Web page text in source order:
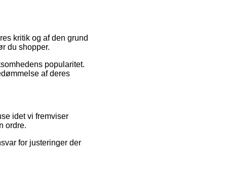
kritik og af den grund
du shopper.
popularitet.
af deres
idet vi fremviser
ordre.
for justeringer der